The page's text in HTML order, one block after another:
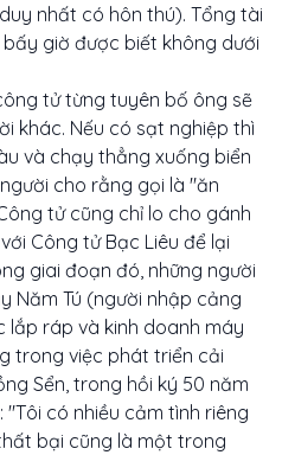
nhất có hôn thú). Tổng tài
giờ được biết không dưới
tử từng tuyên bố ông sẽ
khác. Nếu có sạt nghiệp thì
và chạy thẳng xuống biển
cho rằng gọi là "ăn
tử cũng chỉ lo cho gánh
Công tử Bạc Liêu để lại
giai đoạn đó, những người
Năm Tú (người nhập cảng
lắp ráp và kinh doanh máy
trong việc phát triển cải
Sển, trong hồi ký 50 năm
có nhiều cảm tình riêng
bại cũng là một trong